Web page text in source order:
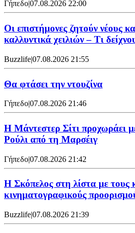
Γήπεδο|07.08.2026 22:00
Οι επιστήμονες ζητούν νέους
καλλυντικά χειλιών – Τι
Buzzlife|07.08.2026 21:55
Θα φτάσει την ντουζίνα
Γήπεδο|07.08.2026 21:46
Η Μάντεστερ Σίτι προχωράει
Ρούλι από τη Μαρσέιγ
Γήπεδο|07.08.2026 21:42
Η Σκόπελος στη λίστα με τους
κινηματογραφικούς
Buzzlife|07.08.2026 21:39